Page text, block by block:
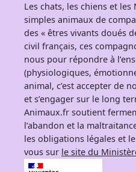
Les chats, les chiens et
simples animaux de
des « êtres vivants doués
civil français, ces
nous pour répondre à
(physiologiques,
animal, c’est accepter de
et s’engager sur le long
Animaux.fr soutient
l’abandon et la
les obligations légales et
vous sur le site du